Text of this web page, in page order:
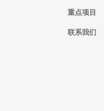
重点项目
联系我们